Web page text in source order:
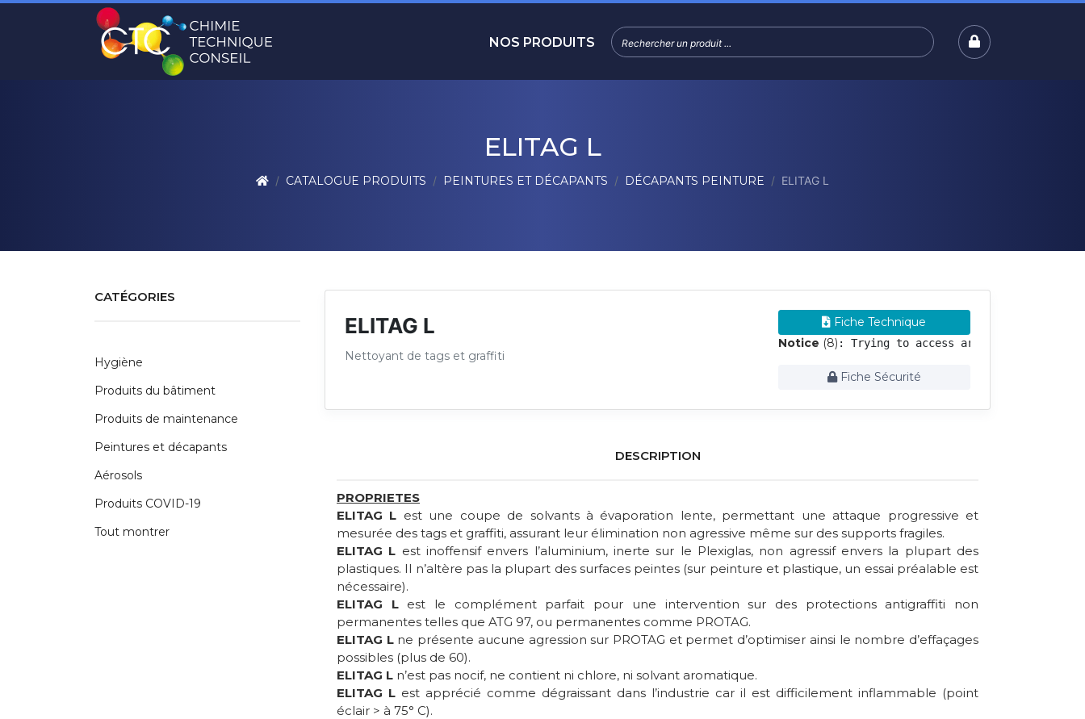
NOS PRODUITS
ELITAG L
CATALOGUE PRODUITS PEINTURES ET DÉCAPANTS DÉCAPANTS PEINTURE ELITAG L
CATÉGORIES
Hygiène
Produits du bâtiment
Produits de maintenance
Peintures et décapants
Aérosols
Produits COVID-19
Tout montrer
ELITAG L
Nettoyant de tags et graffiti
Fiche Technique
Notice (8) : Trying to access array offset on
Fiche Sécurité
DESCRIPTION
PROPRIETES
ELITAG L est une coupe de solvants à évaporation lente, permettant une attaque progressive et
mesurée des tags et graffiti, assurant leur élimination non agressive même sur des supports fragiles.
ELITAG L est inoffensif envers l’aluminium, inerte sur le Plexiglas, non agressif envers la plupart des
plastiques. Il n’altère pas la plupart des surfaces peintes (sur peinture et plastique, un essai préalable est
nécessaire).
ELITAG Lest le complément parfait pour une intervention sur des protections antigraffiti non
permanentes telles que ATG 97, ou permanentes comme PROTAG.
ELITAG Lne présente aucune agression sur PROTAG et permet d’optimiser ainsi le nombre d’effaçages
possibles (plus de 60).
ELITAG L n’est pas nocif, ne contient ni chlore, ni solvant aromatique.
ELITAG L est apprécié comme dégraissant dans l’industrie car il est difficilement inflammable (point
éclair > à 75° C).